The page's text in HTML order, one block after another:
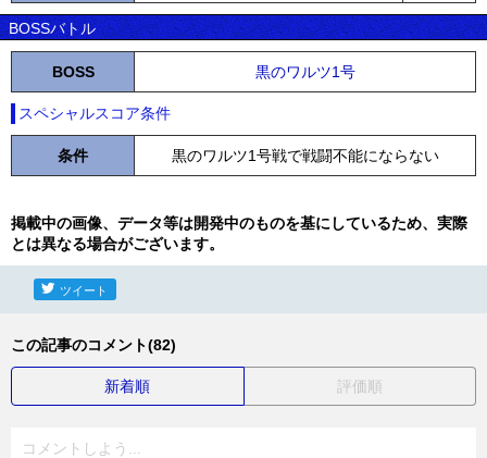
BOSSバトル
BOSS 黒のワルツ1号
スペシャルスコア条件
条件 黒のワルツ1号戦で戦闘不能にならない
掲載中の画像、データ等は開発中のものを基にしているため、実際
とは異なる場合がございます。
ツイート
この記事のコメント(82)
新着順 評価順
コメントしよう...